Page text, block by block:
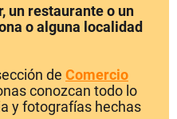
un restaurante o un
o alguna localidad
de Comercio
conozcan todo lo
y fotografías hechas